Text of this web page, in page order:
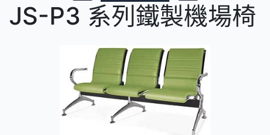
JS-P3 系列鐵製機場椅